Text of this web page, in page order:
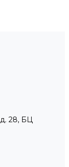
д. 28, БЦ